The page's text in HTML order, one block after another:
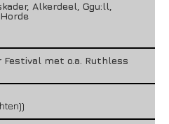
Alkerdeel, Ggu:ll,
Festival met o.a. Ruthless